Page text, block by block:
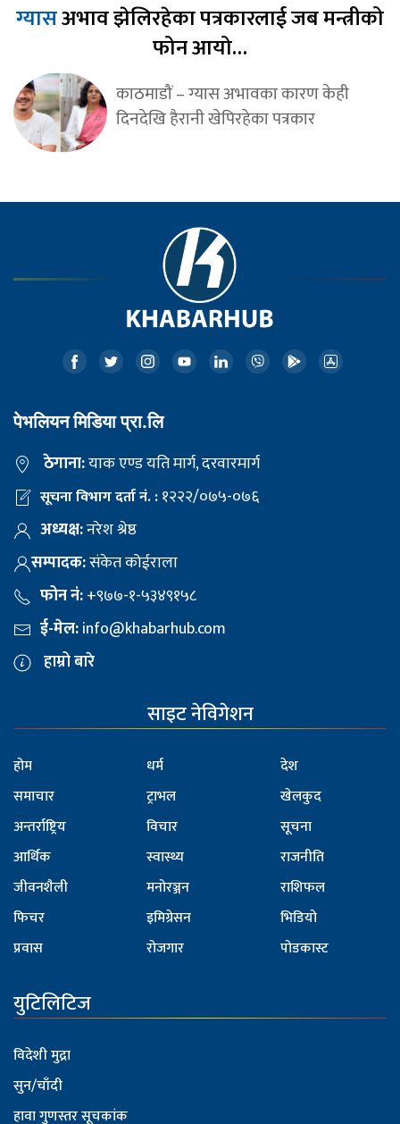
ग्यासअभाव झेलिरहेका पत्रकारलाई जब मन्त्रीको
फोन आयो…
काठमाडौं – ग्यास अभावका कारण केही
दिनदेखि हैरानी खेपिरहेका पत्रकार
पेभलियन मिडिया प्रा.लि
ठेगाना:याक एण्ड यति मार्ग, दरवारमार्ग
सूचना विभाग दर्ता नं. :१२२२/०७५-०७६
अध्यक्ष:नरेश श्रेष्ठ
सम्पादक:संकेत कोईराला
फोन नं:+९७७-१-५३४९१५८
ई-मेल:info@khabarhub.com
हाम्रो बारे
साइट नेविगेशन
होम
समाचार
अन्तर्राष्ट्रिय
आर्थिक
जीवनशैली
फिचर
प्रवास
धर्म
ट्राभल
विचार
स्वास्थ्य
मनोरञ्जन
इमिग्रेसन
रोजगार
देश
खेलकुद
सूचना
राजनीति
राशिफल
भिडियो
पोडकास्ट
युटिलिटिज
विदेशी मुद्रा
सुन/चाँदी
हावा गुणस्तर सूचकांक